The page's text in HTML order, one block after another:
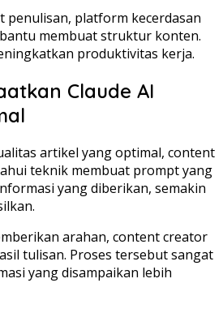
penulisan, platform kecerdasan
membuat struktur konten.
produktivitas kerja.
Claude AI
artikel yang optimal, content
teknik membuat prompt yang
yang diberikan, semakin
arahan, content creator
tulisan. Proses tersebut sangat
yang disampaikan lebih